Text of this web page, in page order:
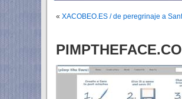
« XACOBEO.ES / de peregrinaje a